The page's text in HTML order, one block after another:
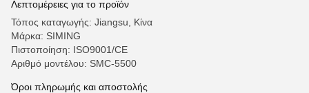
Λεπτομέρειες για το προϊόν
Τόπος καταγωγής: Jiangsu, Κίνα
Μάρκα: SIMING
Πιστοποίηση: ISO9001/CE
Αριθμό μοντέλου: SMC-5500
Όροι πληρωμής και αποστολής